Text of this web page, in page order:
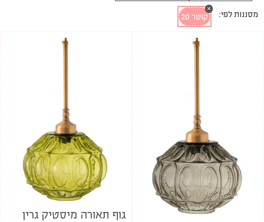
מסננות לפי: קוטר 20
×
גוף תאורה מיסטיק גרין